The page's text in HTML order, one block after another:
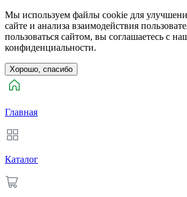
Мы используем файлы cookie для
сайте и анализа взаимодействия
пользоваться сайтом, вы соглашаетесь с
конфиденциальности.
Хорошо, спасибо
Главная
Каталог